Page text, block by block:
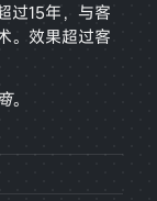
过15年，与客
。效果超过客
。